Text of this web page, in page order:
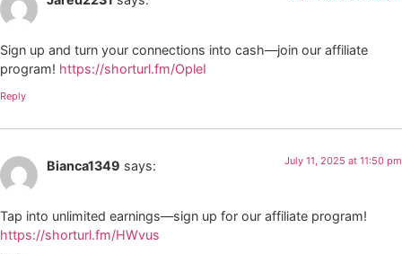
Sign up and turn your connections into cash—join our affiliate
program! https://shorturl.fm/OpleI
Reply
Bianca1349 says: July 11, 2025 at 11:50 pm
Tap into unlimited earnings—sign up for our affiliate program!
https://shorturl.fm/HWvus